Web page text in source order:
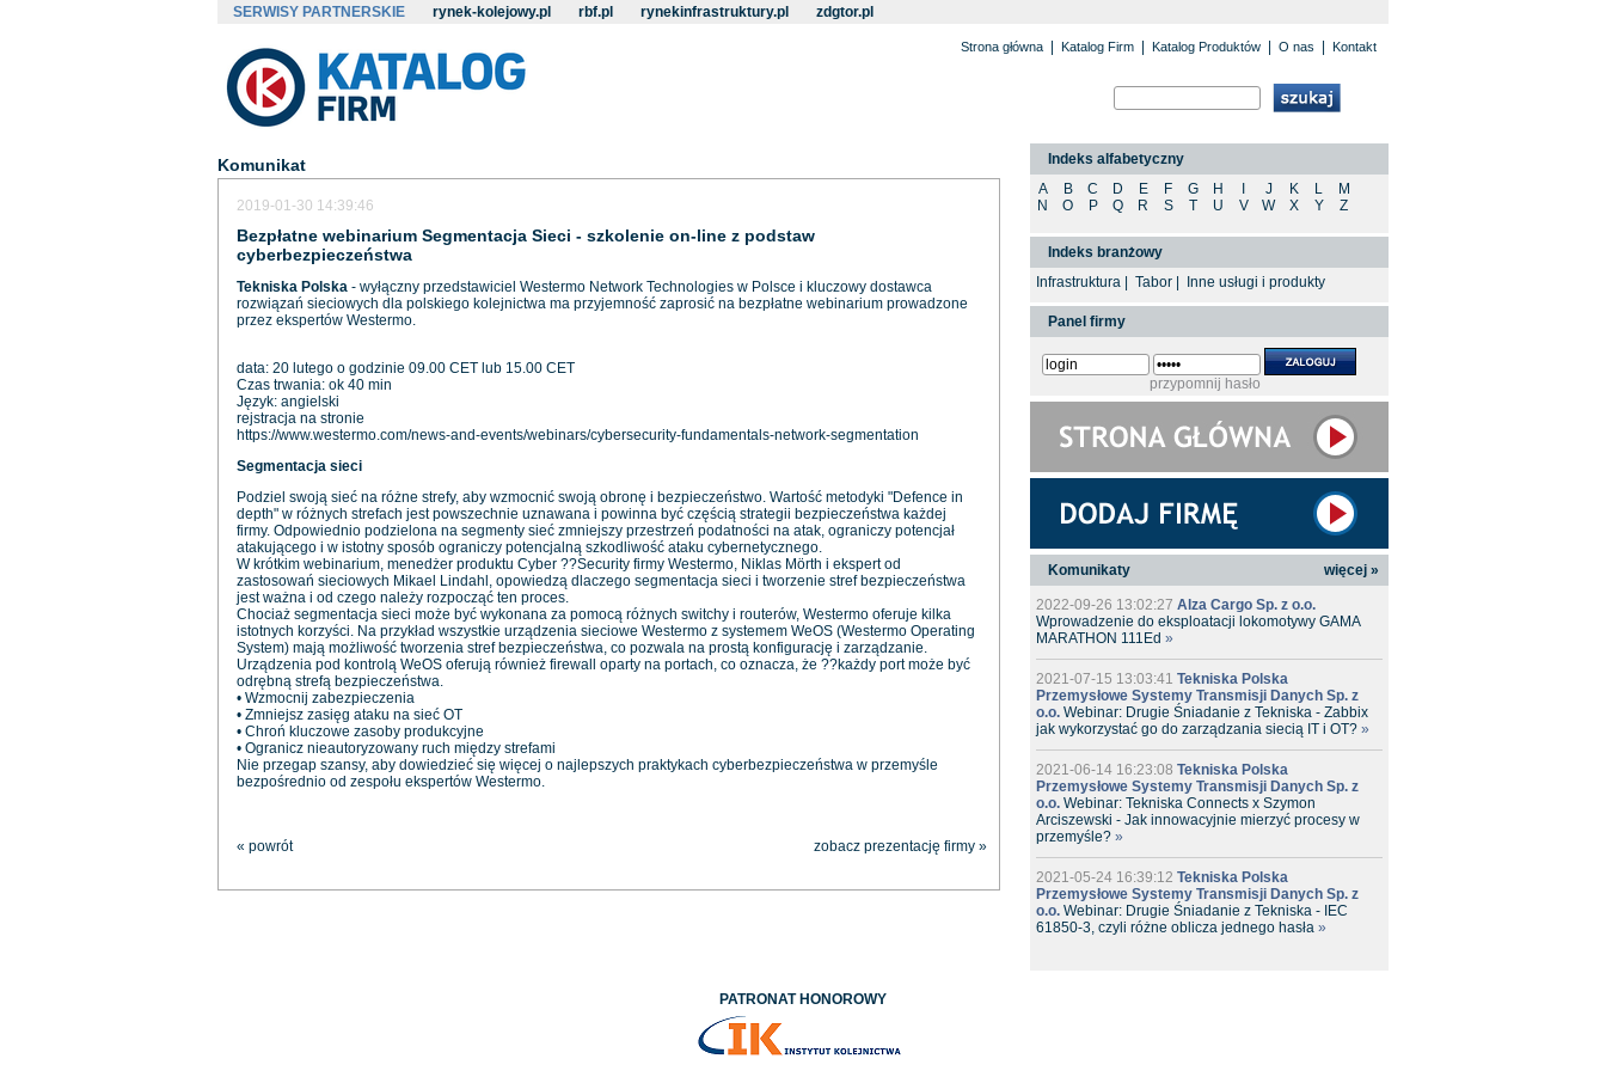
SERWISY PARTNERSKIE rynek-kolejowy.pl rbf.pl rynekinfrastruktury.pl zdgtor.pl
Strona główna Katalog Firm Katalog Produktów O nas Kontakt
Indeks alfabetyczny
A
B C D E F G H J K L
M
N
O P Q R S T U V W X Y Z
Indeks branżowy
Infrastruktura
Tabor Inne usługi i produkty
Panel firmy
przypomnij hasło
Komunikaty więcej »
2022-09-26 13:02:27 Alza Cargo Sp. z o.o.
Wprowadzenie do eksploatacji lokomotywy GAMA
MARATHON 111Ed »
2021-07-15 13:03:41 Tekniska Polska
Przemysłowe Systemy Transmisji Danych Sp. z
o.o. Webinar: Drugie Śniadanie z Tekniska - Zabbix
jak wykorzystać go do zarządzania siecią IT i OT? »
2021-06-14 16:23:08 Tekniska Polska
Przemysłowe Systemy Transmisji Danych Sp. z
o.o. Webinar: Tekniska Connects x Szymon
Arciszewski - Jak innowacyjnie mierzyć procesy w
przemyśle? »
2021-05-24 16:39:12 Tekniska Polska
Przemysłowe Systemy Transmisji Danych Sp. z
o.o. Webinar: Drugie Śniadanie z Tekniska - IEC
61850-3, czyli różne oblicza jednego hasła »
Komunikat
2019-01-30 14:39:46
Bezpłatne webinarium Segmentacja Sieci - szkolenie on-line z podstaw
cyberbezpieczeństwa
Tekniska Polska - wyłączny przedstawiciel Westermo Network Technologies w Polsce i kluczowy dostawca
rozwiązań sieciowych dla polskiego kolejnictwa ma przyjemność zaprosić na bezpłatne webinarium prowadzone
przez ekspertów Westermo.
data: 20 lutego o godzinie 09.00 CET lub 15.00 CET
Czas trwania: ok 40 min
Język: angielski
rejstracja na stronie
https://www.westermo.com/news-and-events/webinars/cybersecurity-fundamentals-network-segmentation
Segmentacja sieci
Podziel swoją sieć na różne strefy, aby wzmocnić swoją obronę i bezpieczeństwo. Wartość metodyki "Defence in
depth" w różnych strefach jest powszechnie uznawana i powinna być częścią strategii bezpieczeństwa każdej
firmy. Odpowiednio podzielona na segmenty sieć zmniejszy przestrzeń podatności na atak, ograniczy potencjał
atakującego i w istotny sposób ograniczy potencjalną szkodliwość ataku cybernetycznego.
W krótkim webinarium, menedżer produktu Cyber ??Security firmy Westermo, Niklas Mörth i ekspert od
zastosowań sieciowych Mikael Lindahl, opowiedzą dlaczego segmentacja sieci i tworzenie stref bezpieczeństwa
jest ważna i od czego należy rozpocząć ten proces.
Chociaż segmentacja sieci może być wykonana za pomocą różnych switchy i routerów, Westermo oferuje kilka
istotnych korzyści. Na przykład wszystkie urządzenia sieciowe Westermo z systemem WeOS (Westermo Operating
System) mają możliwość tworzenia stref bezpieczeństwa, co pozwala na prostą konfigurację i zarządzanie.
Urządzenia pod kontrolą WeOS oferują również firewall oparty na portach, co oznacza, że ??każdy port może być
odrębną strefą bezpieczeństwa.
• Wzmocnij zabezpieczenia
• Zmniejsz zasięg ataku na sieć OT
• Chroń kluczowe zasoby produkcyjne
• Ogranicz nieautoryzowany ruch między strefami
Nie przegap szansy, aby dowiedzieć się więcej o najlepszych praktykach cyberbezpieczeństwa w przemyśle
bezpośrednio od zespołu ekspertów Westermo.
« powrót zobacz prezentację firmy »
PATRONAT HONOROWY